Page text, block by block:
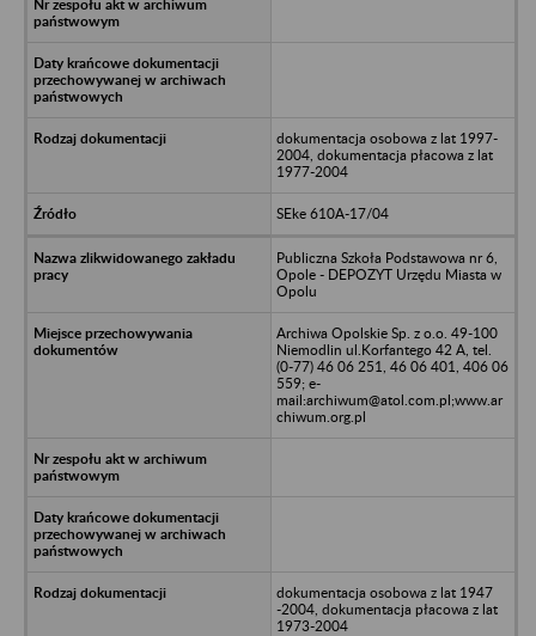
dokumentacja osobowa z lat 1997-
2004, dokumentacja płacowa z lat
1977-2004
SEke 610A-17/04
Publiczna Szkoła Podstawowa nr 6,
Opole - DEPOZYT Urzędu Miasta w
Opolu
Archiwa Opolskie Sp. z o.o. 49-100
Niemodlin ul.Korfantego 42 A, tel.
(0-77) 46 06 251, 46 06 401, 406 06
559; e-
mail:archiwum@atol.com.pl;www.ar
chiwum.org.pl
dokumentacja osobowa z lat 1947
-2004, dokumentacja płacowa z lat
1973-2004